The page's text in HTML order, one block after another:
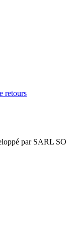
retours
par SARL SO